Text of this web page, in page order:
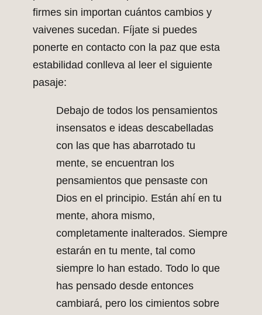
firmes sin importan cuántos cambios y
vaivenes sucedan. Fíjate si puedes
ponerte en contacto con la paz que esta
estabilidad conlleva al leer el siguiente
pasaje:
Debajo de todos los pensamientos
insensatos e ideas descabelladas
con las que has abarrotado tu
mente, se encuentran los
pensamientos que pensaste con
Dios en el principio. Están ahí en tu
mente, ahora mismo,
completamente inalterados. Siempre
estarán en tu mente, tal como
siempre lo han estado. Todo lo que
has pensado desde entonces
cambiará, pero los cimientos sobre